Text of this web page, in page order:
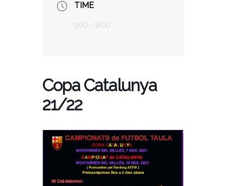
TIME
9:00 - 18:00
Copa Catalunya
21/22